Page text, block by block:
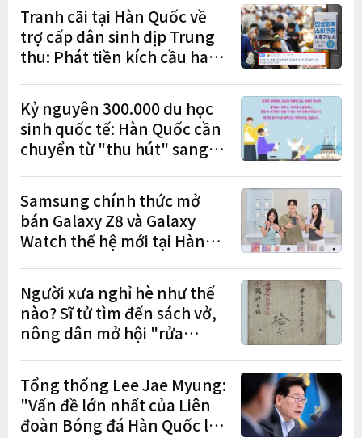
Tranh cãi tại Hàn Quốc về
trợ cấp dân sinh dịp Trung
thu: Phát tiền kích cầu hay
Kỷ nguyên 300.000 du học
sinh quốc tế: Hàn Quốc cần
chuyển từ "thu hút" sang
Samsung chính thức mở
bán Galaxy Z8 và Galaxy
Watch thế hệ mới tại Hàn
đơn đặt trước
Người xưa nghỉ hè như thế
nào? Sĩ tử tìm đến sách vở,
nông dân mở hội "rửa
Tổng thống Lee Jae Myung:
"Vấn đề lớn nhất của Liên
đoàn Bóng đá Hàn Quốc là